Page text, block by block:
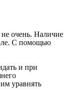
очень. Наличие
С помощью
и при
уравнять